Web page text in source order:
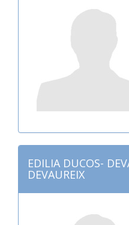
EDILIA DUCOS-
DEVAUREIX